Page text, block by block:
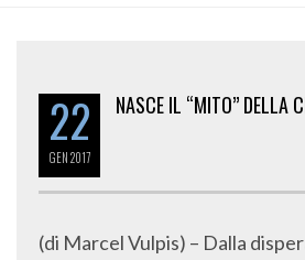
22
GEN2017
NASCE IL “MITO” DELLA
(di Marcel Vulpis) – Dalla